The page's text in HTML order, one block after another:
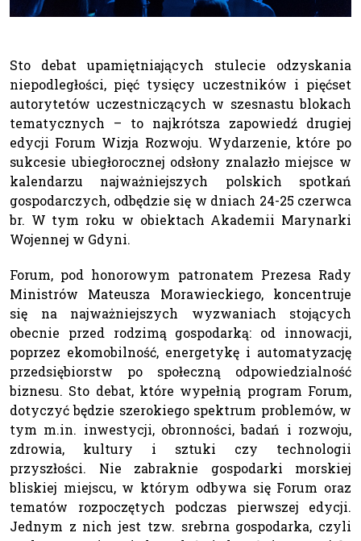
Sto debat upamiętniających stulecie odzyskania
niepodległości, pięć tysięcy uczestników i pięćset
autorytetów uczestniczących w szesnastu blokach
tematycznych – to najkrótsza zapowiedź drugiej
edycji Forum Wizja Rozwoju. Wydarzenie, które po
sukcesie ubiegłorocznej odsłony znalazło miejsce w
kalendarzu najważniejszych polskich spotkań
gospodarczych, odbędzie się w dniach 24-25 czerwca
br. W tym roku w obiektach Akademii Marynarki
Wojennej w Gdyni.
Forum, pod honorowym patronatem Prezesa Rady
Ministrów Mateusza Morawieckiego, koncentruje
się na najważniejszych wyzwaniach stojących
obecnie przed rodzimą gospodarką: od innowacji,
poprzez ekomobilność, energetykę i automatyzację
przedsiębiorstw po społeczną odpowiedzialność
biznesu. Sto debat, które wypełnią program Forum,
dotyczyć będzie szerokiego spektrum problemów, w
tym m.in. inwestycji, obronności, badań i rozwoju,
zdrowia, kultury i sztuki czy technologii
przyszłości. Nie zabraknie gospodarki morskiej
bliskiej miejscu, w którym odbywa się Forum oraz
tematów rozpoczętych podczas pierwszej edycji.
Jednym z nich jest tzw. srebrna gospodarka, czyli